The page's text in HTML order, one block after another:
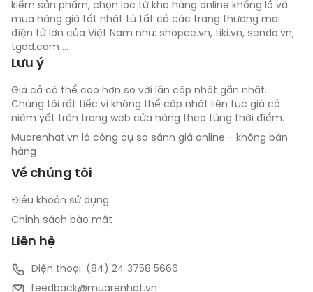
kiếm sản phẩm, chọn lọc từ kho hàng online khổng lồ và
mua hàng giá tốt nhất từ tất cả các trang thương mại
điện tử lớn của Việt Nam như: shopee.vn, tiki.vn, sendo.vn,
tgdd.com ...
Về chúng tôi
Điều khoản sử dụng
Chính sách bảo mật
Liên hệ
Điện thoại: (84) 24 3758 5666
feedback@muarenhat.vn
Lưu ý
Giá cả có thể cao hơn so với lần cập nhật gần nhất.
Chúng tôi rất tiếc vì không thể cập nhật liên tục giá cả
niêm yết trên trang web cửa hàng theo từng thời điểm.
Muarenhat.vn là công cụ so sánh giá online - không bán
hàng